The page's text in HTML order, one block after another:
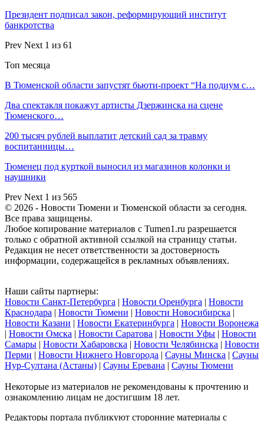
Президент подписал закон, реформирующий институт
банкротства
Prev Next 1 из 61
Топ месяца
В Тюменской области запустят бьюти-проект “На подиум с…
Два спектакля покажут артисты Дзержинска на сцене
Тюменского…
200 тысяч рублей выплатит детский сад за травму
воспитанницы…
Тюменец под курткой выносил из магазинов колонки и
наушники
Prev Next 1 из 565
© 2026 - Новости Тюмени и Тюменской области за сегодня.
Все права защищены.
Любое копирование материалов с Tumen1.ru разрешается
только с обратной активной ссылкой на страницу статьи.
Редакция не несет ответственности за достоверность
информации, содержащейся в рекламных объявлениях.
Наши сайты партнеры:
Новости Санкт-Петербурга | Новости Оренбурга | Новости
Краснодара | Новости Тюмени | Новости Новосибирска |
Новости Казани | Новости Екатеринбурга | Новости Воронежа
| Новости Омска | Новости Саратова | Новости Уфы | Новости
Самары | Новости Хабаровска | Новости Челябинска | Новости
Перми | Новости Нижнего Новгорода | Сауны Минска | Сауны
Нур-Султана (Астаны) | Сауны Еревана | Сауны Тюмени
Некоторые из материалов не рекомендованы к прочтению и
ознакомлению лицам не достигшим 18 лет.
Редакторы портала публикуют сторонние материалы с